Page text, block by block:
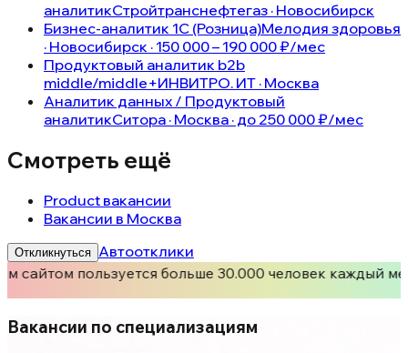
аналитикСтройтранснефтегаз · Новосибирск
Бизнес-аналитик 1С (Розница)Мелодия здоровья
· Новосибирск · 150 000 – 190 000 ₽/мес
Продуктовый аналитик b2b
middle/middle+ИНВИТРО. ИТ · Москва
Аналитик данных / Продуктовый
аналитикСитора · Москва · до 250 000 ₽/мес
Смотреть ещё
Product вакансии
Вакансии в Москва
Откликнуться Автоотклики
сайтом пользуется больше 30.000 человек каждый
Вакансии по специализациям